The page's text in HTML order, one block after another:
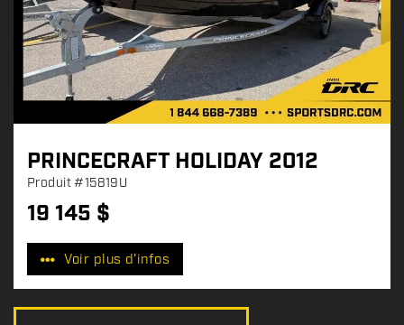
PRINCECRAFT HOLIDAY 2012
Produit#15819U
P
r
x
19 145 $
Voir plus d'infos